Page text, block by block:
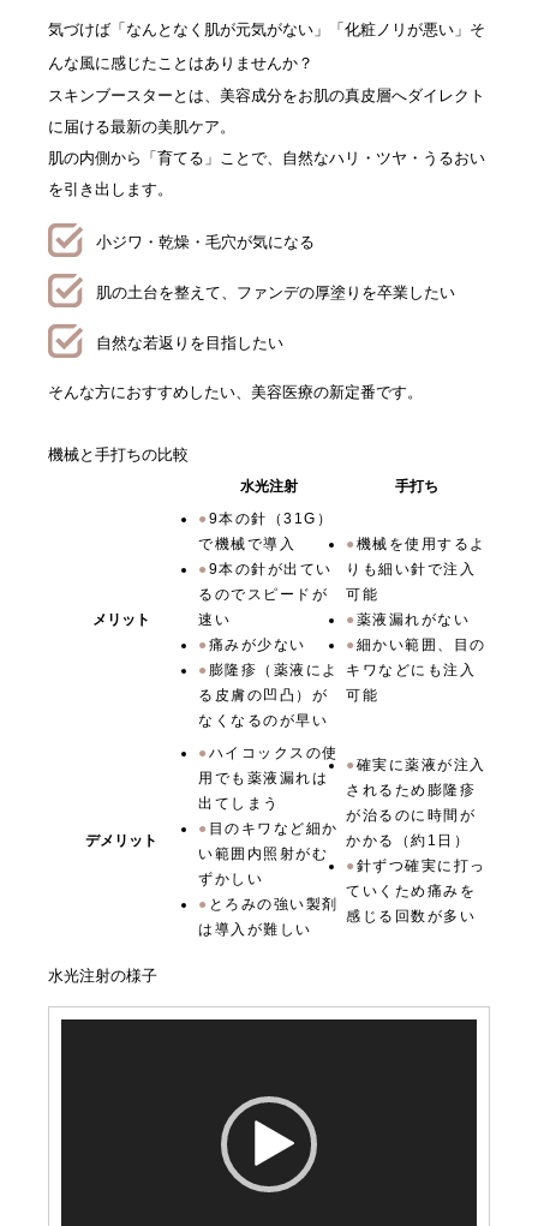
気づけば「なんとなく肌が元気がない」「化粧ノリが悪い」そ
んな風に感じたことはありませんか？
スキンブースターとは、美容成分をお肌の真皮層へダイレクト
に届ける最新の美肌ケア。
肌の内側から「育てる」ことで、自然なハリ・ツヤ・うるおい
を引き出します。
小ジワ・乾燥・毛穴が気になる
肌の土台を整えて、ファンデの厚塗りを卒業したい
自然な若返りを目指したい
そんな方におすすめしたい、美容医療の新定番です。
機械と手打ちの比較
水光注射 手打ち
メリット
9本の針（31G）
で機械で導入
9本の針が出てい
るのでスピードが
速い
痛みが少ない
膨隆疹（薬液によ
る皮膚の凹凸）が
なくなるのが早い
機械を使用するよ
りも細い針で注入
可能
薬液漏れがない
細かい範囲、目の
キワなどにも注入
可能
デメリット
ハイコックスの使
用でも薬液漏れは
出てしまう
目のキワなど細か
い範囲内照射がむ
ずかしい
とろみの強い製剤
は導入が難しい
確実に薬液が注入
されるため膨隆疹
が治るのに時間が
かかる（約1日）
針ずつ確実に打っ
ていくため痛みを
感じる回数が多い
水光注射の様子